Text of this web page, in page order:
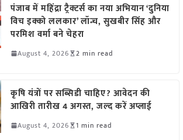
पंजाब में महिंद्रा ट्रैक्टर्स का नया अभियान ‘दुनिया
विच इक्को ललकार’ लॉन्च, सुखबीर सिंह और
परमिश वर्मा बने चेहरा
August 4, 2026 2 min read
कृषि यंत्रों पर सब्सिडी चाहिए? आवेदन की
आखिरी तारीख 4 अगस्त, जल्द करें अप्लाई
August 4, 2026 1 min read